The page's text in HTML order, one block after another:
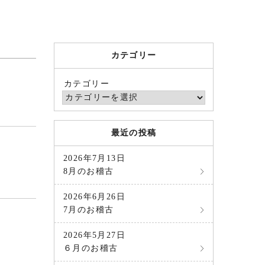
カテゴリー
カテゴリー
最近の投稿
2026年7月13日
8月のお稽古
2026年6月26日
7月のお稽古
2026年5月27日
６月のお稽古